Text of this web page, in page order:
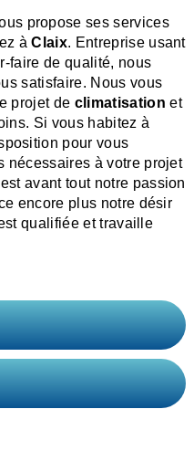
propose ses services
àClaix. Entreprise usant
faire de qualité, nous
satisfaire. Nous vous
projet de climatisation et
Si vous habitez à
pour vous
nécessaires à votre projet
avant tout notre passion
encore plus notre désir
qualifiée et travaille